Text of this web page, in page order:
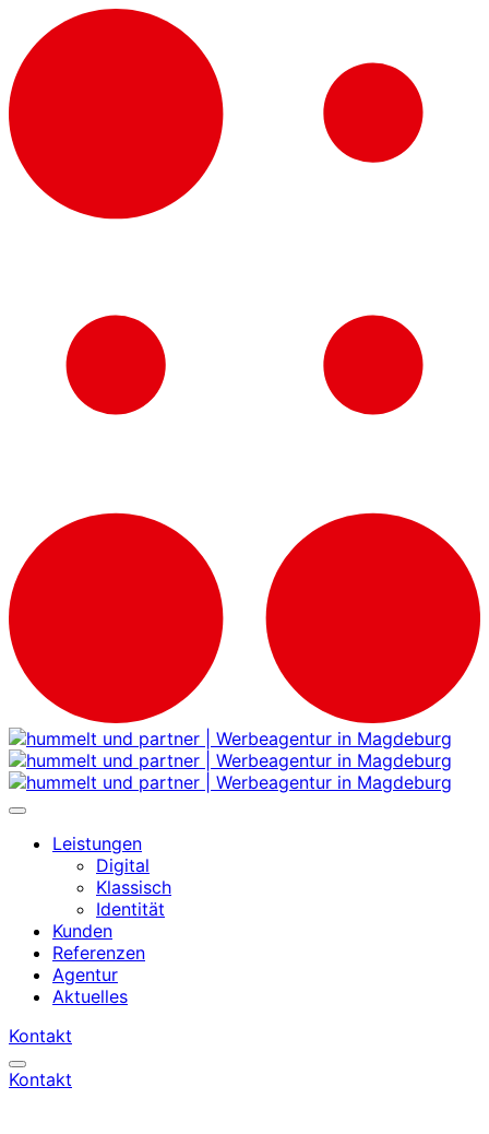
Leistungen
Digital
Klassisch
Identität
Kunden
Referenzen
Agentur
Aktuelles
Kontakt
Kontakt